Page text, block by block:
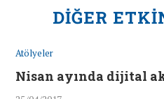
DIĞER
Atölyeler
Nisan ayında dijital